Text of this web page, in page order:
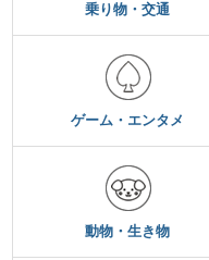
乗り物・交通
ゲーム・エンタメ
動物・生き物